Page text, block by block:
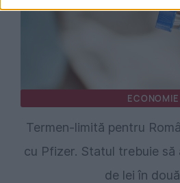
ECONOMIE
Termen-limită pentru
cu Pfizer. Statul trebuie să
de lei în